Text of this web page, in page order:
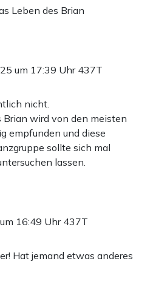
Leben des Brian
um 17:39 Uhr 437T
nicht.
Brian wird von den meisten
empfunden und diese
sollte sich mal
lassen.
16:49 Uhr 437T
Hat jemand etwas anderes